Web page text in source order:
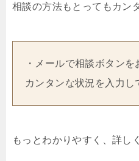
相談の方法もとってもカン
・メールで相談ボタン
カンタンな状況を入力し
もっとわかりやすく、詳し